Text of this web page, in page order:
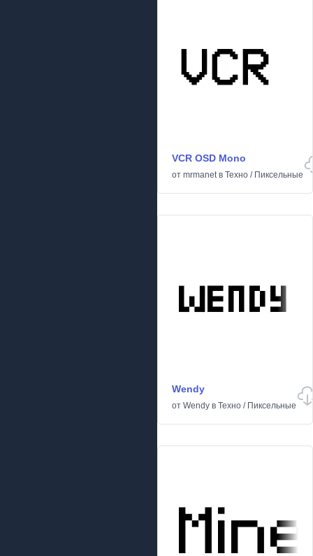
VCR OSD Mono
от mrmanetв Техно / Пиксельные
Wendy
от Wendy в Техно / Пиксельные